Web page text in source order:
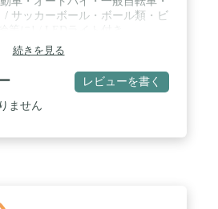
/ サッカーボール・ボール類・ビ
続きを見る
レビューを書く
ません